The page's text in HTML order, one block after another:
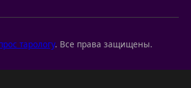
тарологу. Все права защищены.